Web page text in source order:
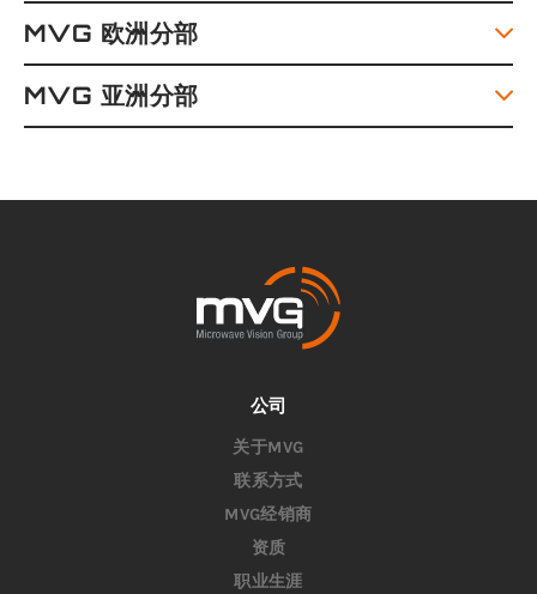
MVG 欧洲分部
MVG 亚洲分部
公司
关于MVG
联系方式
MVG经销商
资质
职业生涯